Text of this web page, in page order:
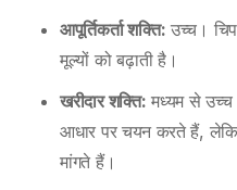
आपूर्तिकर्ता शक्ति: उच्च।
मूल्यों को बढ़ाती है।
खरीदार शक्ति: मध्यम से
आधार पर चयन करते हैं,
मांगते हैं।